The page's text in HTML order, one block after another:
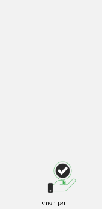
יבואן רשמי